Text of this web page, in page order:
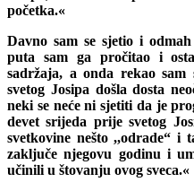
početka.«
Davno sam se sjetio i
puta sam ga pročitao i
sadržaja, a onda rekao
svetog Josipa došla dosta
neki se neće ni sjetiti da je
devet srijeda prije svetog
svetkovine nešto ,,odrade“ i
zaključe njegovu godinu i
učinili u štovanju ovog sveca.«